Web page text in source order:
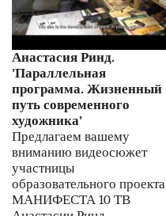
Анастасия Ринд.
’Параллельная
программа. Жизненный
путь современного
художника’
Предлагаем вашему
вниманию видеосюжет
участницы
образовательного проекта
МАНИФЕСТА 10 ТВ